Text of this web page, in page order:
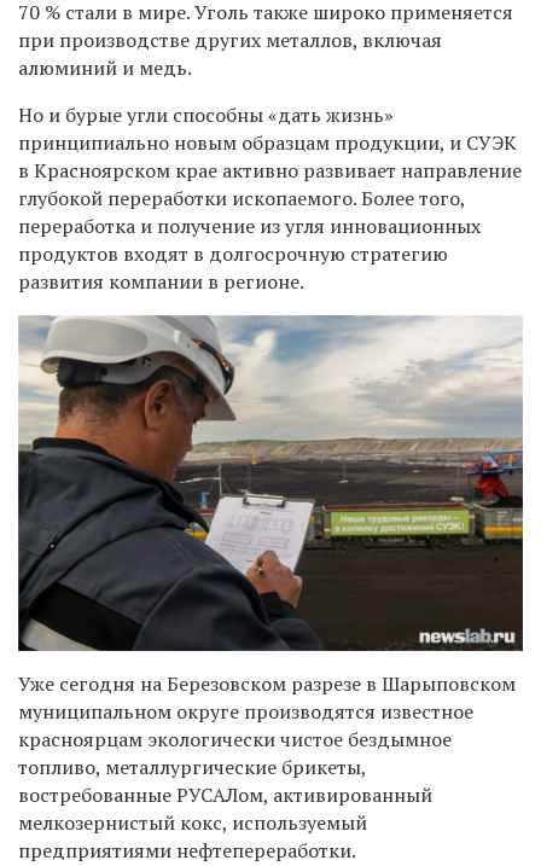
70 % стали в мире. Уголь также широко применяется
при производстве других металлов, включая
алюминий и медь.
Но и бурые угли способны «дать жизнь»
принципиально новым образцам продукции, и СУЭК
в Красноярском крае активно развивает направление
глубокой переработки ископаемого. Более того,
переработка и получение из угля инновационных
продуктов входят в долгосрочную стратегию
развития компании в регионе.
Уже сегодня на Березовском разрезе в Шарыповском
муниципальном округе производятся известное
красноярцам экологически чистое бездымное
топливо, металлургические брикеты,
востребованные РУСАЛом, активированный
мелкозернистый кокс, используемый
предприятиями нефтепереработки.